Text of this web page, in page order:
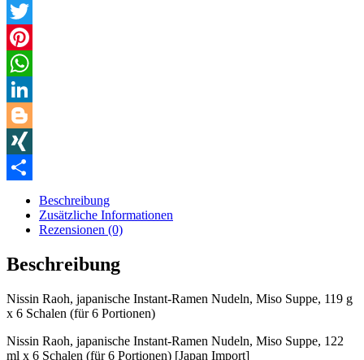
Facebook
Twitter
Pinterest
WhatsApp
LinkedIn
Blogger
XING
Beschreibung
Zusätzliche Informationen
Rezensionen (0)
Beschreibung
Nissin Raoh, japanische Instant-Ramen Nudeln, Miso Suppe, 119 g
x 6 Schalen (für 6 Portionen)
Nissin Raoh, japanische Instant-Ramen Nudeln, Miso Suppe, 122
ml x 6 Schalen (für 6 Portionen) [Japan Import]